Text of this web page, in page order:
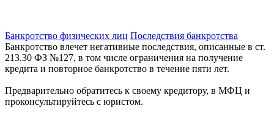
Банкротство физических лиц Последствия банкротства
Банкротство влечет негативные последствия, описанные в ст.
213.30 ФЗ №127, в том числе ограничения на получение
кредита и повторное банкротство в течение пяти лет.
Предварительно обратитесь к своему кредитору, в МФЦ и
проконсультируйтесь с юристом.